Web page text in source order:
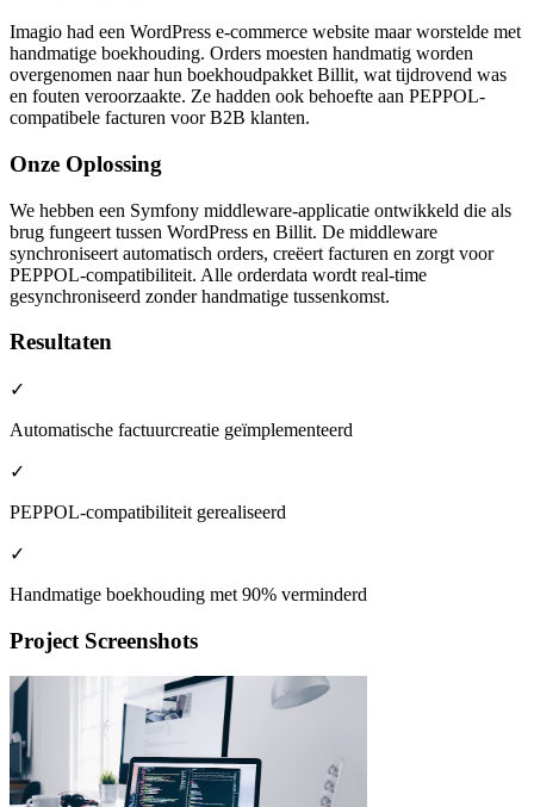
Imagio had een WordPress e-commerce website maar worstelde met
handmatige boekhouding. Orders moesten handmatig worden
overgenomen naar hun boekhoudpakket Billit, wat tijdrovend was
en fouten veroorzaakte. Ze hadden ook behoefte aan PEPPOL-
compatibele facturen voor B2B klanten.
Onze Oplossing
We hebben een Symfony middleware-applicatie ontwikkeld die als
brug fungeert tussen WordPress en Billit. De middleware
synchroniseert automatisch orders, creëert facturen en zorgt voor
PEPPOL-compatibiliteit. Alle orderdata wordt real-time
gesynchroniseerd zonder handmatige tussenkomst.
Resultaten
✓
Automatische factuurcreatie geïmplementeerd
✓
PEPPOL-compatibiliteit gerealiseerd
✓
Handmatige boekhouding met 90% verminderd
Project Screenshots